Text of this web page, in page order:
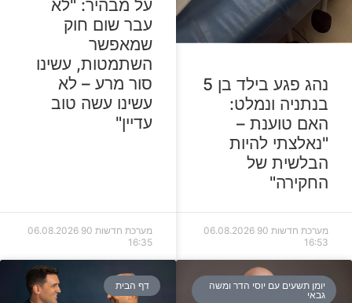
נהג פגע בילד בן 5
בנתניה ונמלט:
האם טוענת –
"נאלצתי להיות
הבלשית של
החקירה"
מערכת חדשות 90
06.08.2026
16:53
על מבהיר: "לא
עבר שום חוק
שמאפשר
השתמטות, עשינו
סור מרע – לא
עשינו עשה טוב
עדיין"
מערכת חדשות 90
06.08.2026
16:35
יומן תשעים עם יוסי הדר ומשה
גבאי
דף הבית